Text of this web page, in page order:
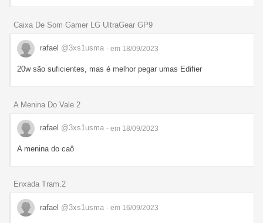
Caixa De Som Gamer LG UltraGear GP9
rafael @3xs1usma - em 18/09/2023
20w são suficientes, mas é melhor pegar umas Edifier
A Menina Do Vale 2
rafael @3xs1usma - em 18/09/2023
A menina do caô
Enxada Tram.2
rafael @3xs1usma - em 16/09/2023